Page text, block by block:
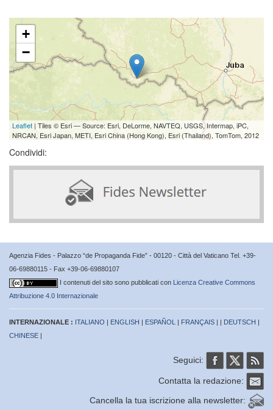
+
−
Leaflet | Tiles © Esri — Source: Esri, DeLorme, NAVTEQ, USGS, Intermap, iPC,
NRCAN, Esri Japan, METI, Esri China (Hong Kong), Esri (Thailand), TomTom, 2012
Condividi:
Agenzia Fides - Palazzo “de Propaganda Fide” - 00120 - Città del Vaticano Tel. +39-
06-69880115 - Fax +39-06-69880107
I contenuti del sito sono pubblicati con Licenza Creative Commons
Attribuzione 4.0 Internazionale
INTERNAZIONALE : ITALIANO | ENGLISH | ESPAÑOL | FRANÇAIS | | DEUTSCH |
CHINESE |
Seguici:
Contatta la redazione:
Cancella la tua iscrizione alla newsletter: